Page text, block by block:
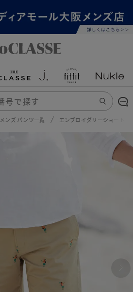
メンズ パンツ一覧 エンブロイダリーショートパ